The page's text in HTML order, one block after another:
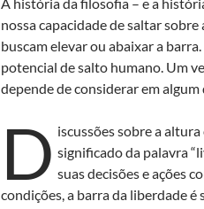
nossa capacidade de saltar
buscam elevar ou abaixar a
potencial de salto humano. Um
depende de considerar em
D iscussões sobre a
significado da palavra
suas decisões e ações
condições, a barra da liberdade